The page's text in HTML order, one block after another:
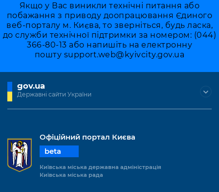
Якщо у Вас виникли технічні питання або
побажання з приводу доопрацювання Єдиного
веб-порталу м. Києва, то зверніться, будь ласка,
до служби технічної підтримки за номером: (044)
366-80-13 або напишіть на електронну
пошту support.web@kyivcity.gov.ua
gov.ua
Державні сайти України
Офіційний портал Києва
beta
Київська міська державна адміністрація
Київська міська рада